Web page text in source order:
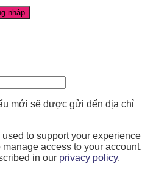
nhập
mới sẽ được gửi đến địa chỉ
to support your experience
access to your account,
in our privacy policy.